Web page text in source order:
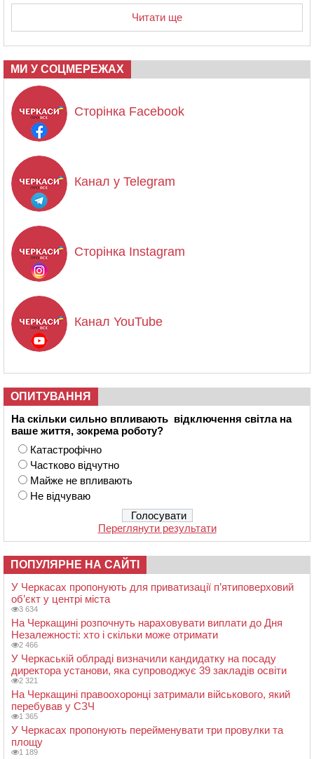
Читати ще
МИ У СОЦМЕРЕЖАХ
Сторінка Facebook
Канал у Telegram
Сторінка Instagram
Канал YouTube
ОПИТУВАННЯ
На скільки сильно впливають відключення світла на
ваше життя, зокрема роботу?
Катастрофічно
Частково відчутно
Майже не впливають
Не відчуваю
Переглянути результати
ПОПУЛЯРНЕ НА САЙТІ
У Черкасах пропонують для приватизації п’ятиповерховий
об’єкт у центрі міста
3 634
На Черкащині розпочнуть нараховувати виплати до Дня
Незалежності: хто і скільки може отримати
2 466
У Черкаській облраді визначили кандидатку на посаду
директора установи, яка супроводжує 39 закладів освіти
2 321
На Черкащині правоохоронці затримали військового, який
перебував у СЗЧ
1 365
У Черкасах пропонують перейменувати три провулки та
площу
1 189